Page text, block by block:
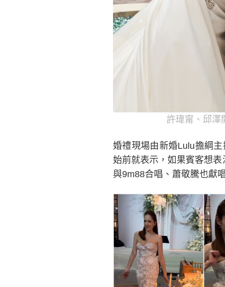
許瑋甯、邱澤
婚禮現場由新婚Lulu擔綱
始前就表示，如果賓客想
與9m88合唱、蕭敬騰也獻